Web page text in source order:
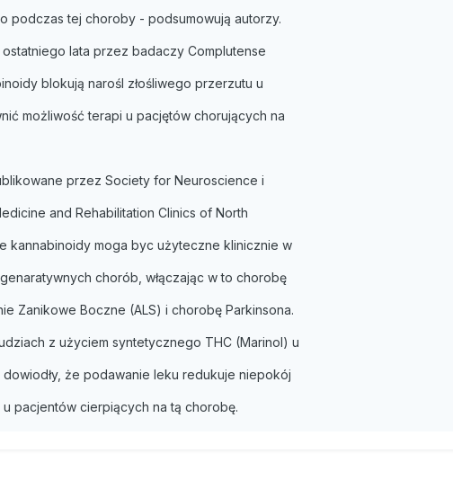
podczas tej choroby - podsumowują autorzy.
lata przez badaczy Complutense
blokują narośl złośliwego przerzutu u
możliwość terapi u pacjętów chorujących na
przez Society for Neuroscience i
and Rehabilitation Clinics of North
kannabinoidy moga byc użyteczne klinicznie w
chorób, włączając w to chorobę
Zanikowe Boczne (ALS) i chorobę Parkinsona.
z użyciem syntetycznego THC (Marinol) u
że podawanie leku redukuje niepokój
pacjentów cierpiących na tą chorobę.